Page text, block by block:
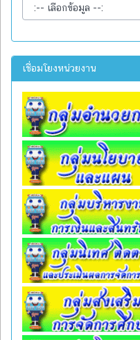
เชื่อมโยงหน่วยงาน